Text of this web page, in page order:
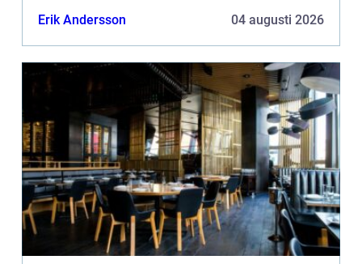
Erik Andersson 04 augusti 2026